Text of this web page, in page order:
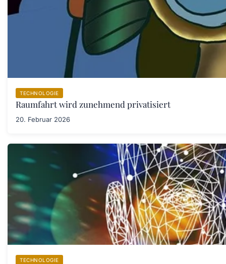
TECHNOLOGIE
Raumfahrt wird zunehmend privatisiert
20. Februar 2026
TECHNOLOGIE